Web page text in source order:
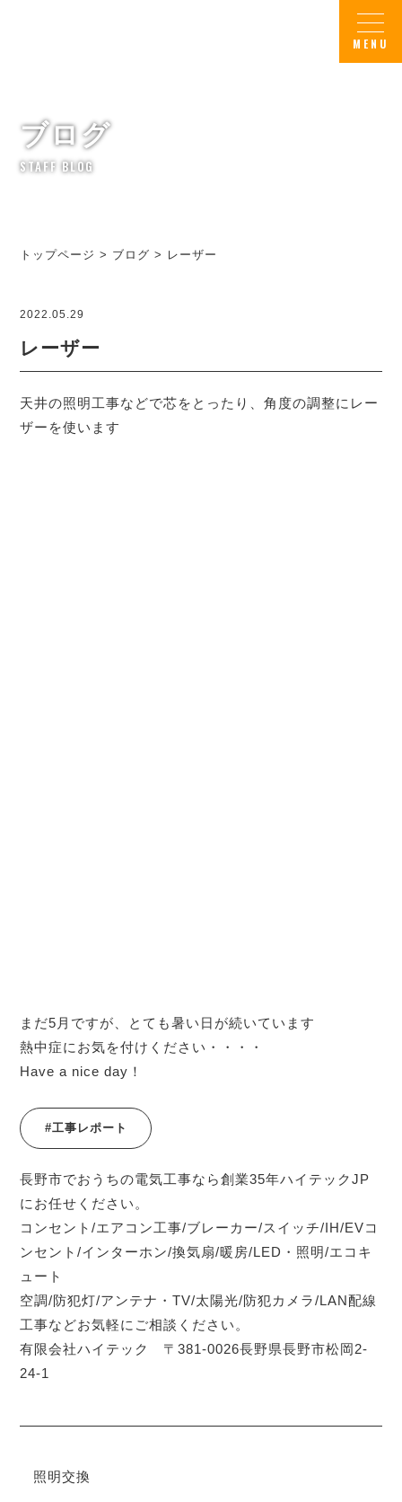
ブログ
STAFF BLOG
トップページ > ブログ > レーザー
2022.05.29
レーザー
天井の照明工事などで芯をとったり、角度の調整にレー
ザーを使います
まだ5月ですが、とても暑い日が続いています
熱中症にお気を付けください・・・・
Have a nice day！
#工事レポート
長野市でおうちの電気工事なら創業35年ハイテックJP
にお任せください。
コンセント/エアコン工事/ブレーカー/スイッチ/IH/EVコ
ンセント/インターホン/換気扇/暖房/LED・照明/エコキ
ュート
空調/防犯灯/アンテナ・TV/太陽光/防犯カメラ/LAN配線
工事などお気軽にご相談ください。
有限会社ハイテック 〒381-0026長野県長野市松岡2-
24-1
照明交換